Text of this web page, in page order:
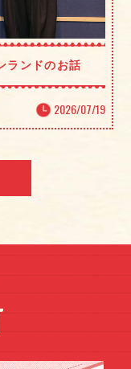
ランドのお話
2026/07/19